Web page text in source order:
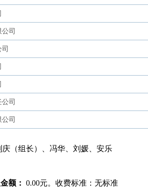
司
司
司
庆（组长）、冯华、刘媛、安乐
额： 0.00元。收费标准：无标准